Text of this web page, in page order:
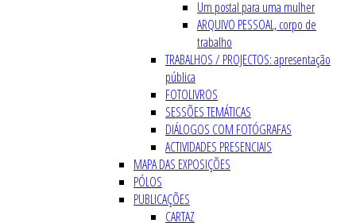
Um postal para uma mulher
ARQUIVO PESSOAL, corpo de
trabalho
TRABALHOS / PROJECTOS: apresentação
pública
FOTOLIVROS
SESSÕES TEMÁTICAS
DIÁLOGOS COM FOTÓGRAFAS
ACTIVIDADES PRESENCIAIS
MAPA DAS EXPOSIÇÕES
PÓLOS
PUBLICAÇÕES
CARTAZ